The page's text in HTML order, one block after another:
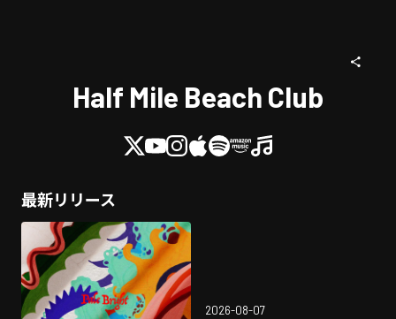
Half Mile Beach Club
最新リリース
2026-08-07